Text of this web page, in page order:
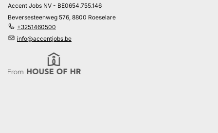
Accent Jobs NV - BE0654.755.146
Beversesteenweg 576, 8800 Roeselare
+3251460500
info@accentjobs.be